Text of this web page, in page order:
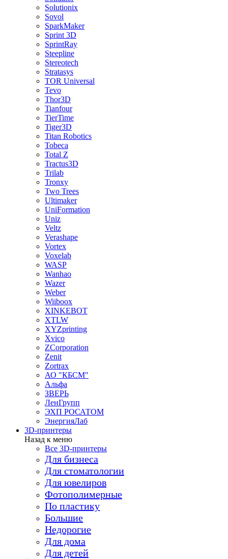
Solutionix
Sovol
SparkMaker
Sprint 3D
SprintRay
Steepline
Stereotech
Stratasys
TOR Universal
Tevo
Thor3D
Tianfour
TierTime
Tiger3D
Titan Robotics
Tobeca
Total Z
Tractus3D
Trilab
Tronxy
Two Trees
Ultimaker
UniFormation
Uniz
Veltz
Verashape
Vortex
Voxelab
WASP
Wanhao
Wazer
Weber
Wiiboox
XINKEBOT
XTLW
XYZprinting
Xvico
ZCorporation
Zenit
Zortrax
АО "КБСМ"
Альфа
ЗВЕРЬ
ЛенГрупп
ЭХП РОСАТОМ
ЭнергияЛаб
3D-принтеры
Назад к меню
Все 3D-принтеры
Для бизнеса
Для стоматологии
Для ювелиров
Фотополимерные
По пластику
Большие
Недорогие
Для дома
Для детей